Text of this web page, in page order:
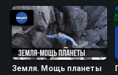
Земля. Мощь планеты